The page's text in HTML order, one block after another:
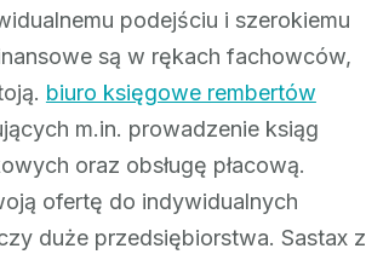
podejściu i szerokiemu
są w rękach fachowców,
biuro księgowe rembertów
m.in. prowadzenie ksiąg
oraz obsługę płacową.
ofertę do indywidualnych
duże przedsiębiorstwa. Sastax z